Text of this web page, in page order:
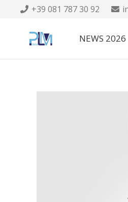
+39 081 787 30 92
NEWS 2026